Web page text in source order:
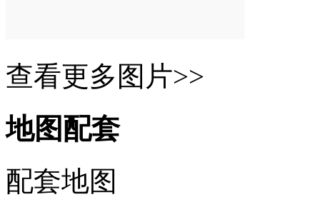
查看更多图片>>
地图配套
配套地图